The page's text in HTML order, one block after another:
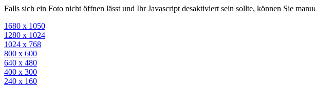
Falls sich ein Foto nicht öffnen lässt und Ihr Javascript desaktiviert sein sollte, können Sie
1680 x 1050
1280 x 1024
1024 x 768
800 x 600
640 x 480
400 x 300
240 x 160